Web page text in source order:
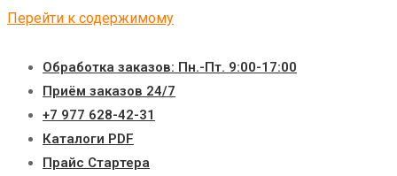
Перейти к содержимому
Обработка заказов: Пн.-Пт. 9:00-17:00
Приём заказов 24/7
+7 977 628-42-31
Каталоги PDF
Прайс Стартера